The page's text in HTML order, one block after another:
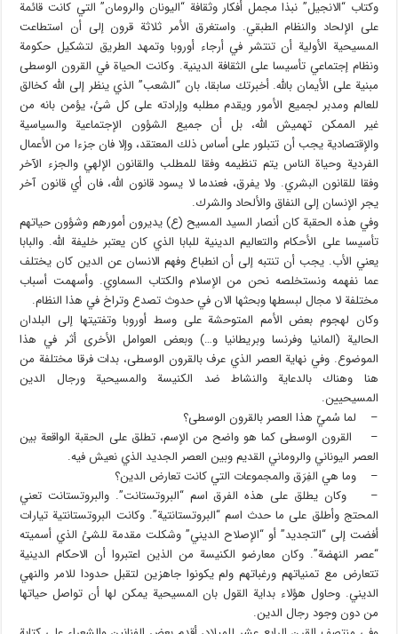
وكتاب “الانجيل” نبذا مجمل أفكار وثقافة “اليونان والرومان” التي كانت قائمة
على الإلحاد والنظام الطبقي. واستغرق الأمر ثلاثة قرون إلى أن استطاعت
المسيحية الأولية أن تنتشر في أرجاء أوروبا وتمهد الطريق لتشكيل حكومة
ونظام إجتماعي تأسيسا على الثقافة الدينية. وكانت الحياة في القرون الوسطى
مبنية على الأيمان بالله. أخبرتك سابقا، بان “الشعب” الذي ينظر إلى الله كخالق
للعالم ومدبر لجميع الأمور ويقدم مطلبه وإرادته على كل شئ، يؤمن بانه من
غير الممكن تهميش الله، بل أن جميع الشؤون الإجتماعية والسياسية
والإقتصادية يجب أن تتبلور على أساس ذلك المعتقد، وإلا فان جزءا من الأعمال
الفردية وحياة الناس يتم تنظيمه وفقا للمطلب والقانون الإلهي والجزء الآخر
وفقا للقانون البشري. ولا يفرق، فعندما لا يسود قانون الله، فان أي قانون آخر
يجر الإنسان إلى النفاق والألحاد والشرك.
وفي هذه الحقبة كان أنصار السيد المسيح (ع) يديرون أمورهم وشؤون حياتهم
تأسيسا على الأحكام والتعاليم الدينية للبابا الذي كان يعتبر خليفة الله. والبابا
يعني الأب. يجب أن تنتبه إلى أن انطباع وفهم الانسان عن الدين كان يختلف
عما نفهمه ونستخلصه نحن من الإسلام والكتاب السماوي. وأسهمت أسباب
مختلفة لا مجال لبسطها وبحثها الان في حدوث تصدع وتراخ في هذا النظام.
وكان لهجوم بعض الأمم المتوحشة على وسط أوروبا وتفتيتها إلى البلدان
الحالية (المانيا وفرنسا وبريطانيا و…) وبعض العوامل الأخرى أثر في هذا
الموضوع. وفي نهاية العصر الذي عرف بالقرون الوسطى، بدات فرقا مختلفة من
هنا وهناك بالدعاية والنشاط ضد الكنيسة والمسيحية ورجال الدين
المسيحيين.
– لما سُميّ هذا العصر بالقرون الوسطى؟
– القرون الوسطى كما هو واضح من الإسم، تطلق على الحقبة الواقعة بين
العصر اليوناني والروماني القديم وبين العصر الجديد الذي نعيش فيه.
– وما هي الفِرَق والمجموعات التي كانت تعارض الدين؟
– وكان يطلق على هذه الفرق اسم “البروتستانت”. والبروتستانت تعني
المحتج وأطلق على ما حدث اسم “البروتستانتية”. وكانت البروتستانتية تيارات
أفضت إلى “التجديد” أو “الإصلاح الديني” وشكلت مقدمة للشئ الذي أسميته
“عصر النهضة”. وكان معارضو الكنيسة من الذين اعتبروا أن الاحكام الدينية
تتعارض مع تمنياتهم ورغباتهم ولم يكونوا جاهزين لتقبل حدودا للامر والنهي
الديني. وحاول هؤلاء بداية القول بان المسيحية يمكن لها أن تواصل حياتها
من دون وجود رجال الدين.